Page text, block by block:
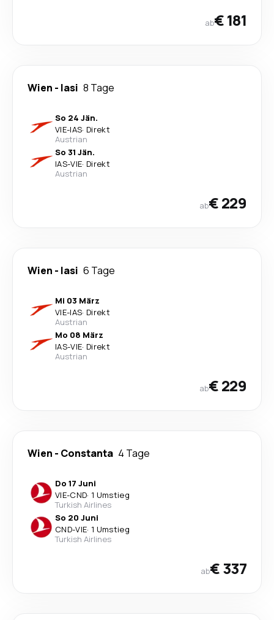
ab€ 181
Wien - Iasi 8 Tage
So 24 Jän.
VIE-IAS· Direkt
Austrian
So 31 Jän.
IAS-VIE· Direkt
Austrian
ab€ 229
Wien - Iasi 6 Tage
Mi 03 März
VIE-IAS· Direkt
Austrian
Mo 08 März
IAS-VIE· Direkt
Austrian
ab€ 229
Wien - Constanta 4 Tage
Do 17 Juni
VIE-CND· 1 Umstieg
Turkish Airlines
So 20 Juni
CND-VIE· 1 Umstieg
Turkish Airlines
ab€ 337